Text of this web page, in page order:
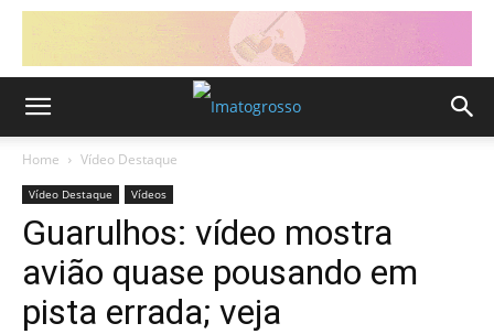
Home Vídeo Destaque
Vídeo Destaque Vídeos
Guarulhos: vídeo mostra
avião quase pousando em
pista errada; veja